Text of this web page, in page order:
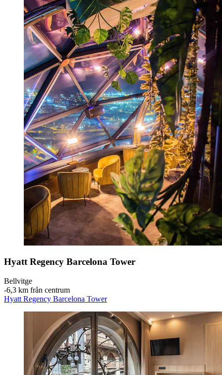
Hyatt Regency Barcelona Tower
Bellvitge
‐6,3 km från centrum
Hyatt Regency Barcelona Tower